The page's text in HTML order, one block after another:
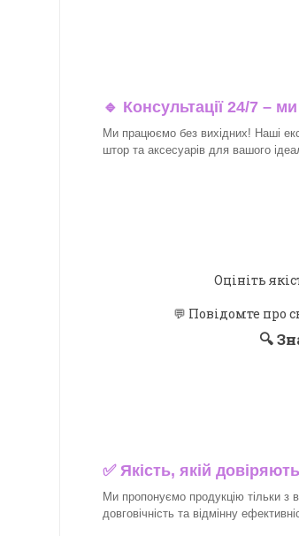
🔹 Консультації 24/7 –
Ми працюємо без вихідних! Наші
штор та аксесуарів для вашого
Оцініть
💬 Повідомте про
🔍
✅Якість, якій довіряють
Ми пропонуємо продукцію тільки з
довговічність та відмінну